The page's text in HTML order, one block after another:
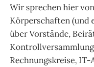
Wir sprechen hier
Körperschaften (und
über Vorstände,
Rechnungskreise,